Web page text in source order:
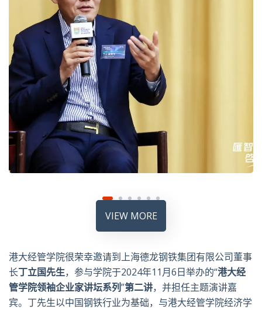
VIEW MORE
港大经管学院很荣幸邀请到上海德龙钢铁集团有限公司董事
长丁立国先生，参与学院于2024年11月6日举办的“港大经
管学院领袖企业家讲坛系列”第二讲，并担任主题演讲嘉
宾。丁先生以中国钢铁行业为基础，与港大经管学院经济学